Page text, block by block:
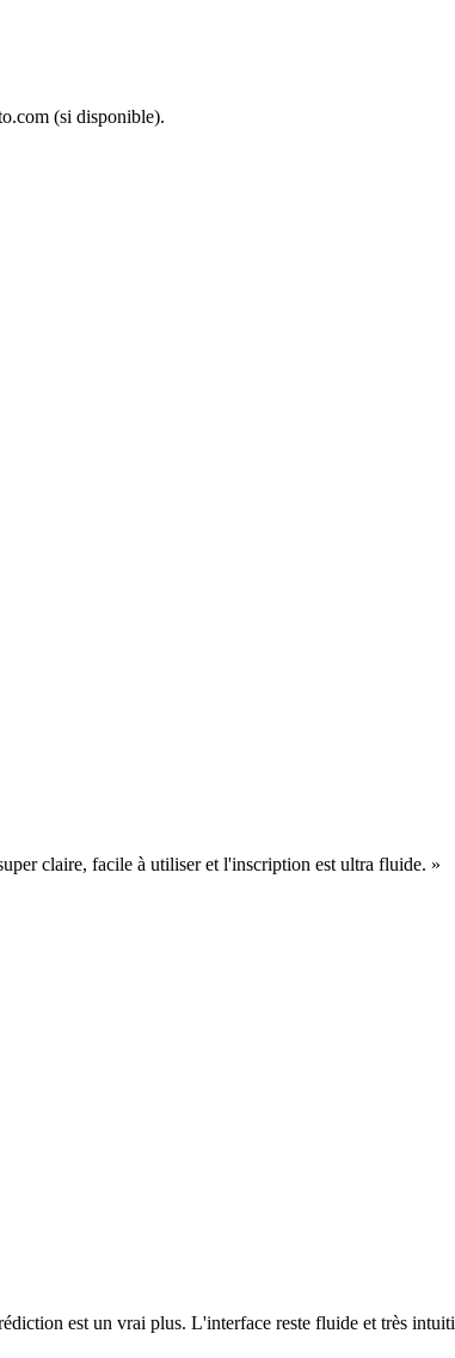
(si disponible).
claire, facile à utiliser et l'inscription est ultra fluide. »
est un vrai plus. L'interface reste fluide et très